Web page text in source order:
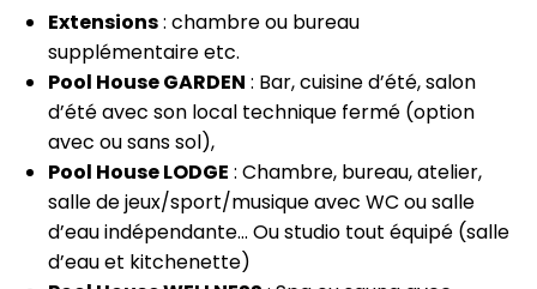
Extensions: chambre ou bureau
supplémentaire etc.
Pool House GARDEN : Bar, cuisine d’été, salon
d’été avec son local technique fermé (option
avec ou sans sol),
Pool House LODGE : Chambre, bureau, atelier,
salle de jeux/sport/musique avec WC ou salle
d’eau indépendante… Ou studio tout équipé (salle
d’eau et kitchenette)